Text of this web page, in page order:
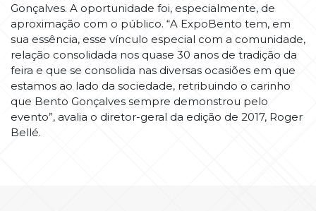
Gonçalves. A oportunidade foi, especialmente, de
aproximação com o público. “A ExpoBento tem, em
sua essência, esse vínculo especial com a comunidade,
relação consolidada nos quase 30 anos de tradição da
feira e que se consolida nas diversas ocasiões em que
estamos ao lado da sociedade, retribuindo o carinho
que Bento Gonçalves sempre demonstrou pelo
evento”, avalia o diretor-geral da edição de 2017, Roger
Bellé.